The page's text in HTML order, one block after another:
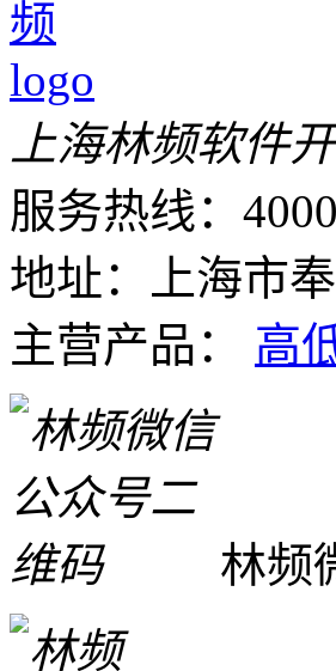
上海林频软件
服务热线：
地址：上海市
主营产品： 高
林频